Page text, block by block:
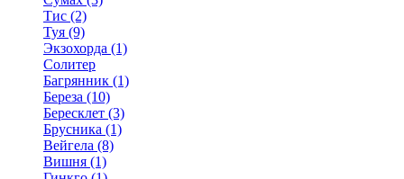
Тис (2)
Туя (9)
Экзохорда (1)
Солитер
Багрянник (1)
Береза (10)
Бересклет (3)
Брусника (1)
Вейгела (8)
Вишня (1)